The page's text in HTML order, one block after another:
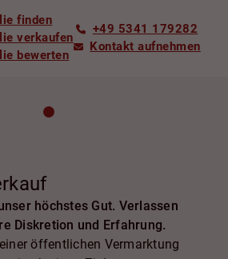
finden
verkaufen
bewerten
+49 5341 179282
Kontakt aufnehmen
höchstes Gut. Verlassen
Diskretion und Erfahrung.
öffentlichen Vermarktung